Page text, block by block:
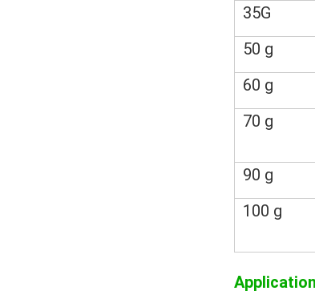
35G
50 g
60 g
70 g
90 g
100 g